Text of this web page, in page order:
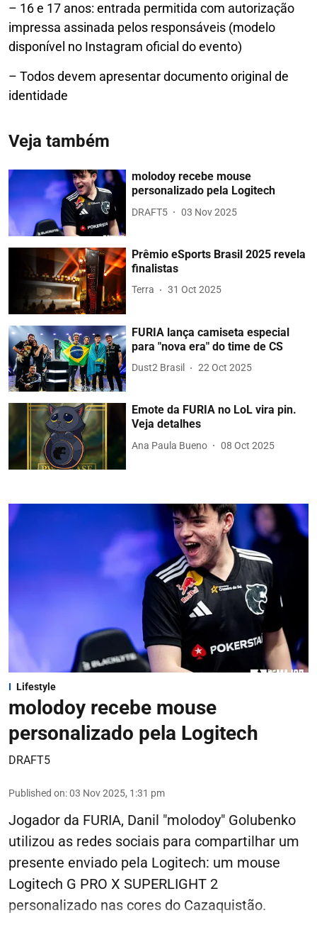
– 16 e 17 anos: entrada permitida com autorização
impressa assinada pelos responsáveis (modelo
disponível no Instagram oficial do evento)
– Todos devem apresentar documento original de
identidade
Veja também
molodoy recebe mouse
personalizado pela Logitech
DRAFT5 03 Nov 2025
Prêmio eSports Brasil 2025 revela
finalistas
Terra 31 Oct 2025
FURIA lança camiseta especial
para "nova era" do time de CS
Dust2 Brasil 22 Oct 2025
Emote da FURIA no LoL vira pin.
Veja detalhes
Ana Paula Bueno 08 Oct 2025
Lifestyle
molodoy recebe mouse
personalizado pela Logitech
DRAFT5
Published on:03 Nov 2025, 1:31 pm
Jogador da FURIA, Danil "molodoy" Golubenko
utilizou as redes sociais para compartilhar um
presente enviado pela Logitech: um mouse
Logitech G PRO X SUPERLIGHT 2
personalizado nas cores do Cazaquistão.